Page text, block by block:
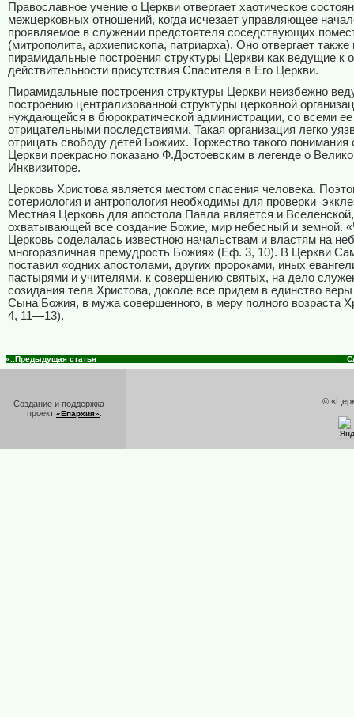
Православное учение о Церкви отвергает хаотическое
межцерковных отношений, когда исчезает управляющее
проявляемое в служении предстоятеля соседствующих
(митрополита, архиепископа, патриарха). Оно отвергает также
пирамидальные построения структуры Церкви как ведущие к
действительности присутствия Спасителя в Его Церкви.
Пирамидальные построения структуры Церкви неизбежно
построению централизованной структуры церковной
нуждающейся в бюрократической администрации, со всеми ее
отрицательными последствиями. Такая организация легко
отрицать свободу детей Божиих. Торжество такого понимания
Церкви прекрасно показано Ф.Достоевским в легенде о
Инквизиторе.
Церковь Христова является местом спасения человека.
сотериология и антропология необходимы для проверки
Местная Церковь для апостола Павла является и Вселенской,
охватывающей все создание Божие, мир небесный и земной.
Церковь соделалась известною начальствам и властям на
многоразличная премудрость Божия» (Еф. 3, 10). В Церкви
поставил «одних апостолами, других пророками, иных
пастырями и учителями, к совершению святых, на дело
созидания тела Христова, доколе все придем в единство
Сына Божия, в мужа совершенного, в меру полного возраста
4, 11—13).
«..Предыдущая статья
Создание и поддержка —
проект «Епархия»
©